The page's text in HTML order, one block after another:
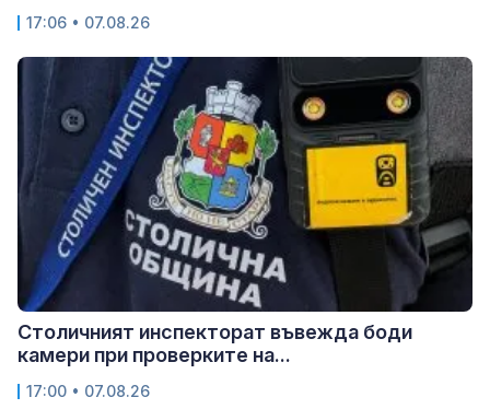
17:06 • 07.08.26
Столичният инспекторат въвежда боди
камери при проверките на...
17:00 • 07.08.26